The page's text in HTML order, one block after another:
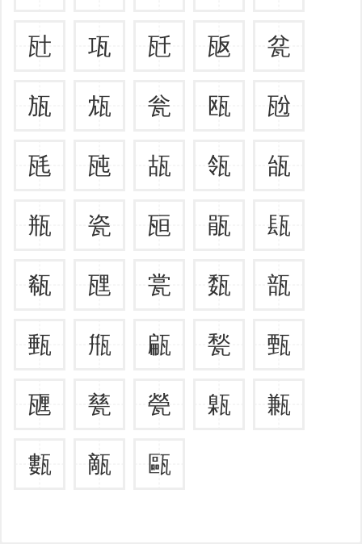
瓧 瓨 瓩 瓪 瓫
瓬 瓭 瓮 瓯 瓰
瓱 瓲 瓳 瓴 瓵
瓶 瓷 瓸 瓹 瓺
瓻 瓼 瓽 瓾 瓿
甀 甁 甂 甃 甄
甅 甆 甇 甈 甉
甊 甋 甌